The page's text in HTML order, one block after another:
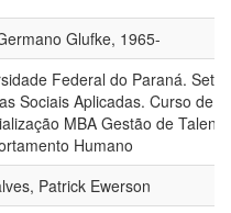
Glufke, 1965-
Federal do Paraná.
Sociais Aplicadas. Curso de
MBA Gestão de
Humano
Patrick Ewerson